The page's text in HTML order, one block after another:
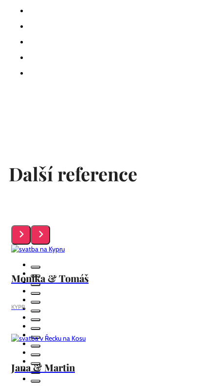
Další reference
Monika & Tomáš
KYPR
Jana & Martin